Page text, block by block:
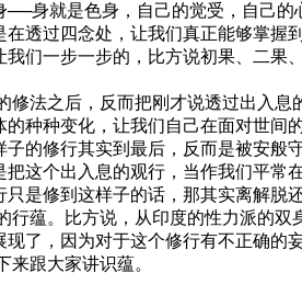
身就是色身，自己的觉受，自己
透过四念处，让我们真正能够掌
们一步一步的，比方说初果、二
之后，反而把刚才说透过出入息
种种变化，让我们自己在面对世
的修行其实到最后，反而是被安
这个出入息的观行，当作我们平
是修到这样子的话，那其实离解脱
。比方说，从印度的性力派的双
了，因为对于这个修行有不正确
跟大家讲识蕴。